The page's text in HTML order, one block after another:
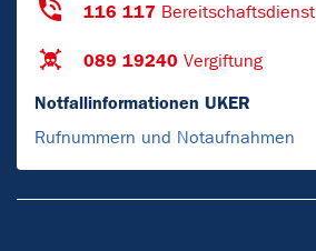
116 117 Bereitschaftsdienst
089 19240 Vergiftung
Notfallinformationen UKER
Rufnummern und Notaufnahmen